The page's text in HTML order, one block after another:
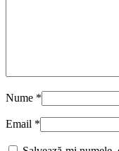
Nume *
Email *